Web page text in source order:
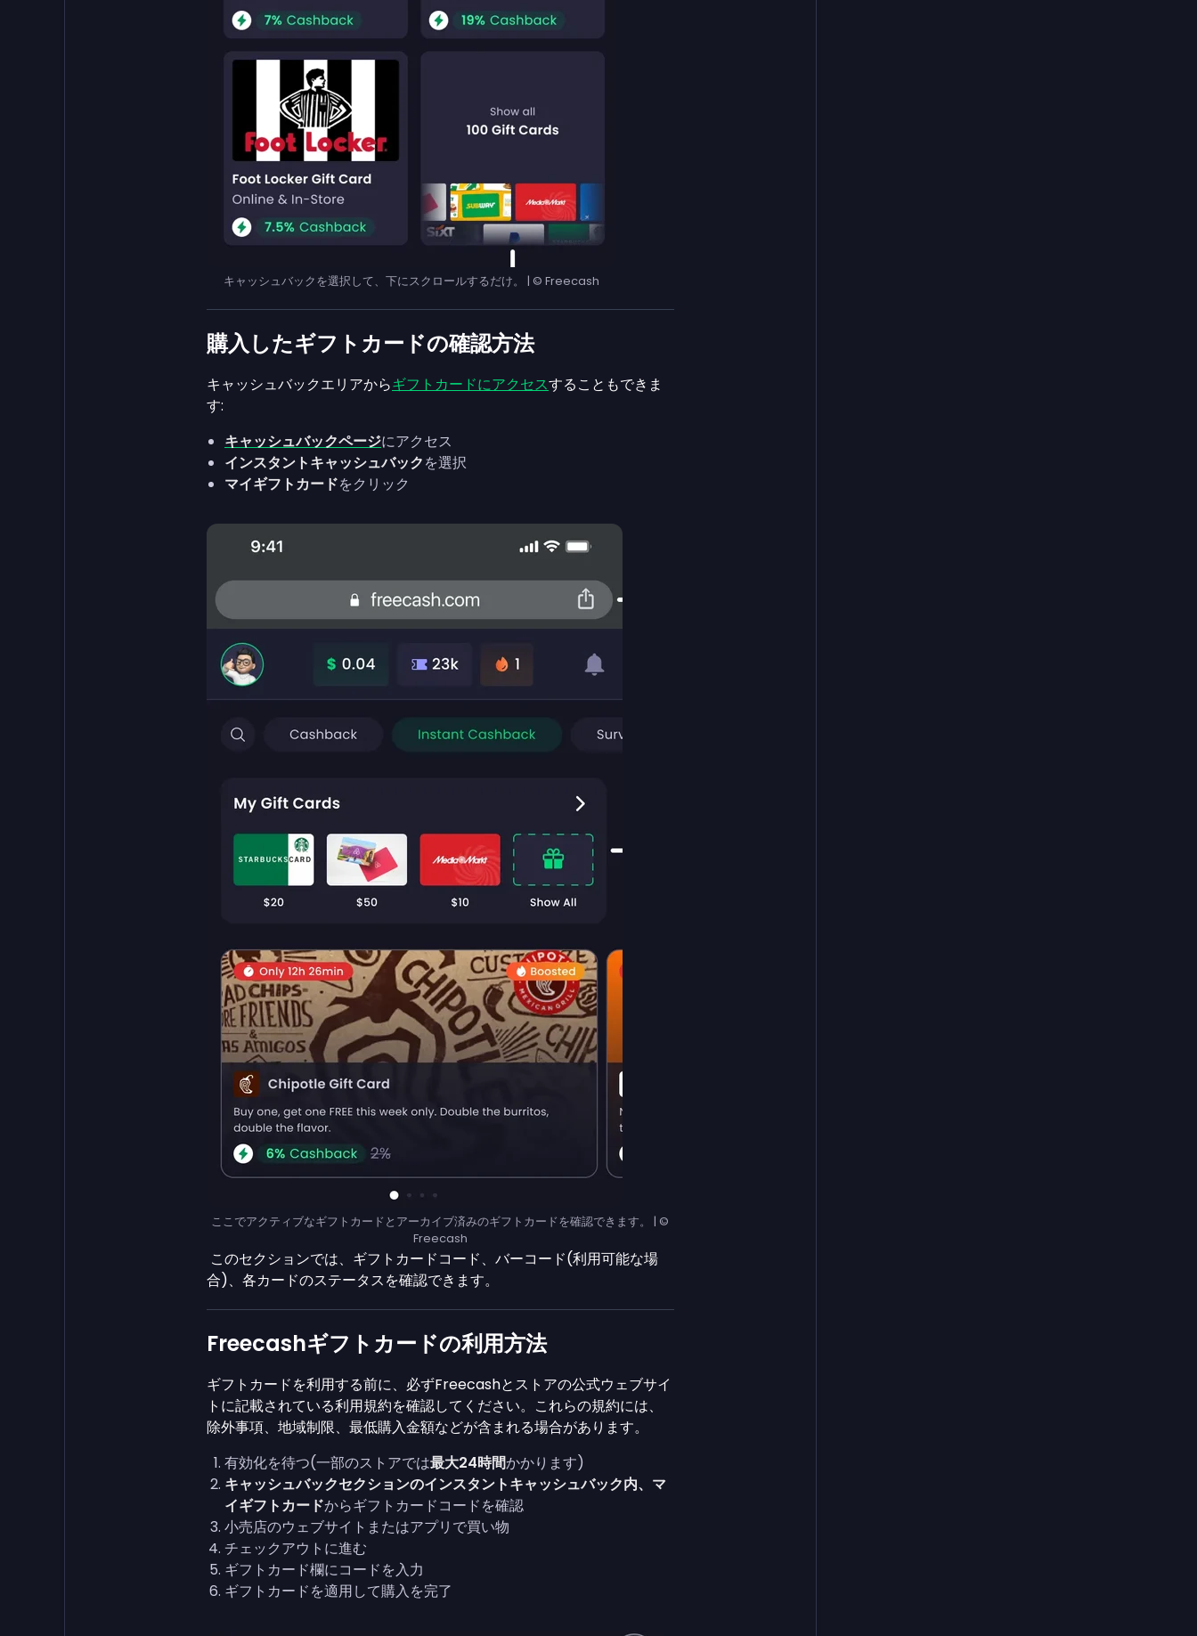
キャッシュバックを選択して、下にスクロールするだけ。 | © Freecash
購入したギフトカードの確認方法
キャッシュバックエリアからギフトカードにアクセスすることもできま
す:
キャッシュバックページにアクセス
インスタントキャッシュバックを選択
マイギフトカードをクリック
ここでアクティブなギフトカードとアーカイブ済みのギフトカードを確認できます。 | ©
Freecash
このセクションでは、ギフトカードコード、バーコード(利用可能な場
合)、各カードのステータスを確認できます。
Freecashギフトカードの利用方法
ギフトカードを利用する前に、必ずFreecashとストアの公式ウェブサイ
トに記載されている利用規約を確認してください。これらの規約には、
除外事項、地域制限、最低購入金額などが含まれる場合があります。
有効化を待つ(一部のストアでは最大24時間かかります)
キャッシュバックセクションのインスタントキャッシュバック内、マ
イギフトカードからギフトカードコードを確認
小売店のウェブサイトまたはアプリで買い物
チェックアウトに進む
ギフトカード欄にコードを入力
ギフトカードを適用して購入を完了